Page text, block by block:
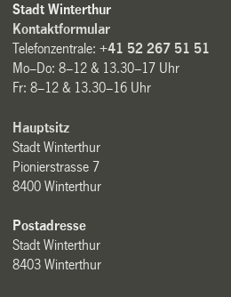
Stadt Winterthur
Kontaktformular
Telefonzentrale:+41 52 267 51 51
Mo–Do: 8–12 & 13.30–17 Uhr
Fr: 8–12 & 13.30–16 Uhr
Hauptsitz
Stadt Winterthur
Pionierstrasse 7
8400 Winterthur
Postadresse
Stadt Winterthur
8403 Winterthur